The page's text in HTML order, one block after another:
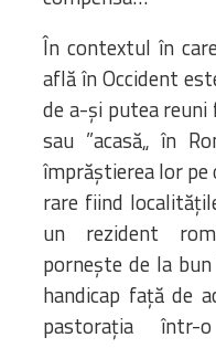
În contextul în
află în Occident
de a-și putea
sau ”acasă„ în
împrăștierea lor
rare fiind
un rezident
pornește de la
handicap față de
pastorația